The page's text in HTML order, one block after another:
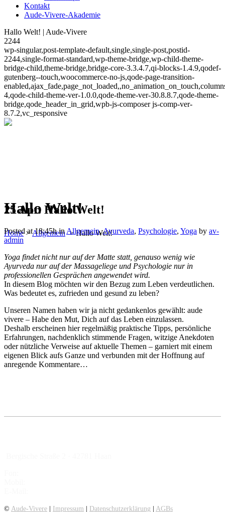
Kontakt
Aude-Vivere-Akademie
Hallo Welt! | Aude-Vivere
2244
wp-singular,post-template-default,single,single-post,postid-
2244,single-format-standard,wp-theme-bridge,wp-child-theme-
bridge-child,theme-bridge,bridge-core-3.3.4.7,qi-blocks-1.4.9,qodef-
gutenberg--touch,woocommerce-no-js,qode-page-transition-
4,qode-child-theme-ver-1.0.0,qode-theme-ver-30.8.8.7,qode-theme-
bridge,qode_header_in_grid,wpb-js-composer js-comp-ver-
8.7.2,vc_responsive
Hallo Welt!
Home>Allgemein >Hallo Welt!
25 Apr. Hallo Welt!
Posted at 18:45hin Allgemein,Ayurveda, Psychologie, Yoga by av-
admin
Yoga findet nicht nur auf der Matte statt, genauso wenig wie
Ayurveda nur auf der Massageliege und Psychologie nur in
professionellen Gesprächen angewendet wird.
In diesem Blog möchten wir den Bezug zum Leben verdeutlichen.
Was bedeutet es, zufrieden und gesund zu leben?
Unseren Namen haben wir ja nicht gedankenlos gewählt: aude
vivere – Habe den Mut, Dich auf das Leben einzulassen.
Deshalb erscheinen hier regelmäßig praktische Tipps, persönliche
Erfahrungen, nachdenklich stimmende Fragen, witzige Anekdoten
oder nützliche Verweise auf aktuelle Themen – garniert mit einem
eigenen Blick aufs Ganze und verbunden mit der Hoffnung auf
anregende Kommentare…
© Aude-Vivere Impressum Datenschutzerklärung AGBs